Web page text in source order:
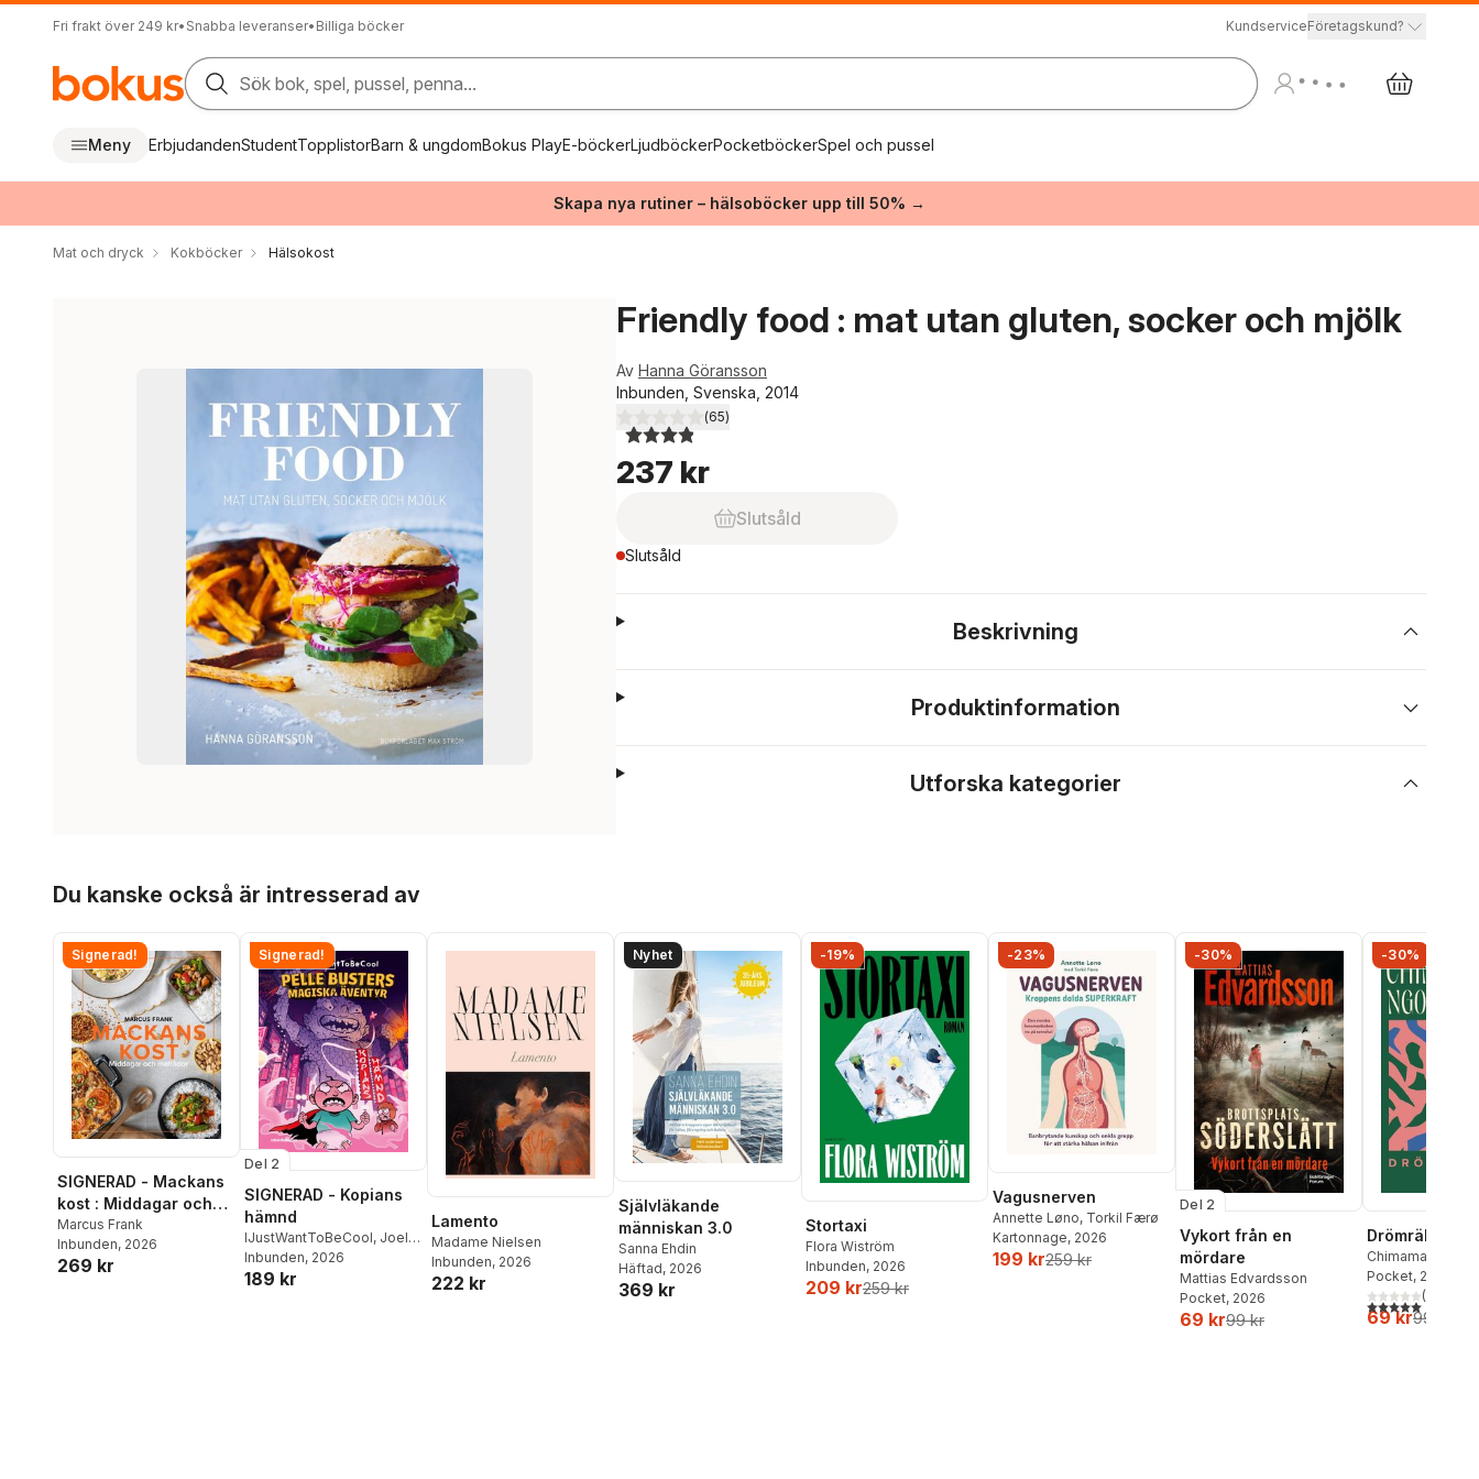
Fri frakt över 249 kr• Snabba leveranser• Billiga böcker KundserviceFöretagskund?
Sök bok, spel, pussel, penna...
Meny ErbjudandenStudentTopplistorBarn & ungdomBokus PlayE-böckerLjudböckerPocketböckerSpel och pussel
Skapa nya rutiner – hälsoböcker upp till 50% →
Mat och dryck Kokböcker Hälsokost
Friendly food : mat utan gluten, socker och mjölk
Av Hanna Göransson
Inbunden, Svenska, 2014
3,9utav 5 stjärnor. Totalt antal röster:
(65)
237 kr
Slutsåld
Slutsåld
Beskrivning
Produktinformation
Utforska kategorier
Du kanske också är intresserad av
Signerad!
SIGNERAD - Mackans
kost : Middagar och
matlådor
Marcus Frank
Inbunden, 2026
269 kr
Signerad!
Del 2
SIGNERAD - Kopians
hämnd
IJustWantToBeCool, Joel
Adolphson,Emil Ejdemo
Beer ,Victor Beer
Inbunden, 2026
189 kr
Lamento
Madame Nielsen
Inbunden, 2026
222 kr
Nyhet
Självläkande
människan 3.0
Sanna Ehdin
Häftad, 2026
369 kr
-19%
Stortaxi
Flora Wiström
Inbunden, 2026
209 kr259 kr
-23%
Vagusnerven
Annette Løno, Torkil Færø
Kartonnage, 2026
199 kr259 kr
-30%
Del 2
Vykort från en
mördare
Mattias Edvardsson
Pocket, 2026
69 kr99 kr
-30%
Drömräkning
Chimamanda
Pocket, 2026
5,0utav 5(
69 kr99 kr